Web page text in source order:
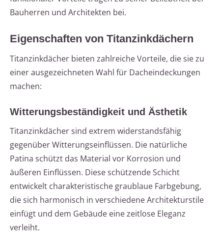
Bauherren und Architekten bei.
Eigenschaften von Titanzinkdächern
Titanzinkdächer bieten zahlreiche Vorteile, die sie zu
einer ausgezeichneten Wahl für Dacheindeckungen
machen:
Witterungsbeständigkeit und Ästhetik
Titanzinkdächer sind extrem widerstandsfähig
gegenüber Witterungseinflüssen. Die natürliche
Patina schützt das Material vor Korrosion und
äußeren Einflüssen. Diese schützende Schicht
entwickelt charakteristische graublaue Farbgebung,
die sich harmonisch in verschiedene Architekturstile
einfügt und dem Gebäude eine zeitlose Eleganz
verleiht.